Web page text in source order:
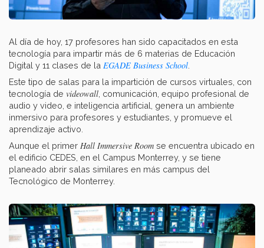
Al día de hoy, 17 profesores han sido capacitados en esta
tecnología para impartir más de 6 materias de Educación
Digital y 11 clases de la EGADE Business School
Este tipo de salas para la impartición de cursos virtuales, con
tecnología de videowall , comunicación, equipo profesional de
audio y video, e inteligencia artificial, genera un ambiente
inmersivo para profesores y estudiantes, y promueve el
aprendizaje activo.
Aunque el primer Hall Immersive Room se encuentra ubicado en
el edificio CEDES, en el Campus Monterrey, y se tiene
planeado abrir salas similares en más campus del
Tecnológico de Monterrey.